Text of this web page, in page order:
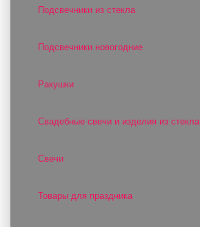
Подсвечники из стекла
Подсвечники новогодние
Ракушки
Свадебные свечи и изделия из стекла
Свечи
Товары для праздника